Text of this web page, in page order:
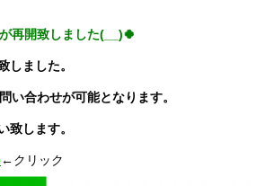
再開致しました(__)🍀
しました。
い合わせが可能となります。
致します。
←クリック